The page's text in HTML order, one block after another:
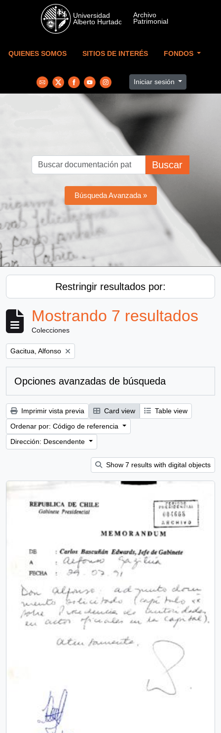
Skip to main content
QUIENES SOMOS SITIOS DE INTERÉS FONDOS
Iniciar sesión
Buscar
Búsqueda Avanzada »
Restringir resultados por:
Mostrando 7 resultados
Colecciones
Remove filter:
Gacitua, Alfonso
Opciones avanzadas de búsqueda
Imprimir vista previa Card view
Table view
Ordenar por: Código de referencia
Dirección: Descendente
Show 7 results with digital objects